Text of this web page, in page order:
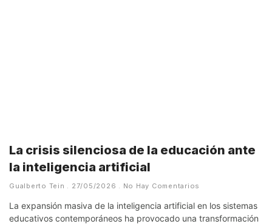
La crisis silenciosa de la educación ante
la inteligencia artificial
Gualberto Tein 27/05/2026 No Hay Comentarios
La expansión masiva de la inteligencia artificial en los sistemas
educativos contemporáneos ha provocado una transformación